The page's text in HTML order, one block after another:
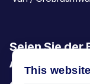
Seien Sie der
Angebote,
This